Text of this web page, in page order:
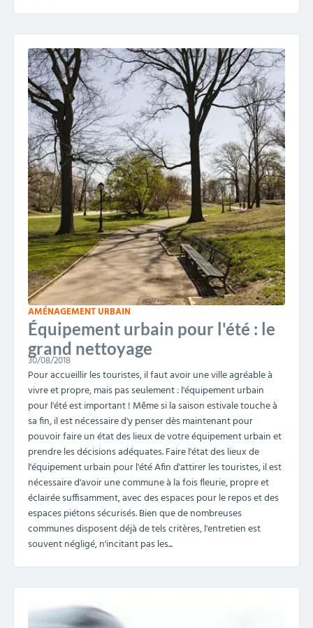
AMÉNAGEMENT URBAIN
Équipement urbain pour l'été : le
grand nettoyage
30/08/2018
Pour accueillir les touristes, il faut avoir une ville agréable à
vivre et propre, mais pas seulement : l'équipement urbain
pour l'été est important ! Même si la saison estivale touche à
sa fin, il est nécessaire d'y penser dès maintenant pour
pouvoir faire un état des lieux de votre équipement urbain et
prendre les décisions adéquates. Faire l'état des lieux de
l'équipement urbain pour l'été Afin d'attirer les touristes, il est
nécessaire d'avoir une commune à la fois fleurie, propre et
éclairée suffisamment, avec des espaces pour le repos et des
espaces piétons sécurisés. Bien que de nombreuses
communes disposent déjà de tels critères, l'entretien est
souvent négligé, n'incitant pas les...